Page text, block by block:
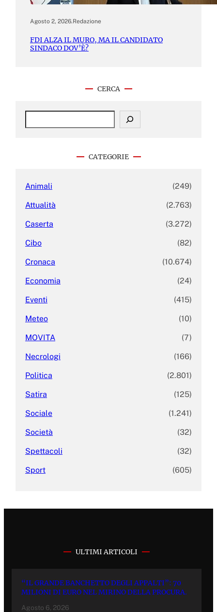
Agosto 2, 2026.Redazione
FDI ALZA IL MURO, MA IL CANDIDATO
SINDACO DOV’È?
CERCA
S
CATEGORIE
Animali (249)
Attualità (2.763)
Caserta (3.272)
Cibo (82)
Cronaca (10.674)
Economia (24)
Eventi (415)
Meteo (10)
MOVITA (7)
Necrologi (166)
Politica (2.801)
Satira (125)
Sociale (1.241)
Società (32)
Spettacoli (32)
Sport (605)
ULTIMI ARTICOLI
“IL GRANDE BANCHETTO DEGLI APPALTI”: 70
MILIONI DI EURO NEL MIRINO DELLA PROCURA.
Agosto 6, 2026